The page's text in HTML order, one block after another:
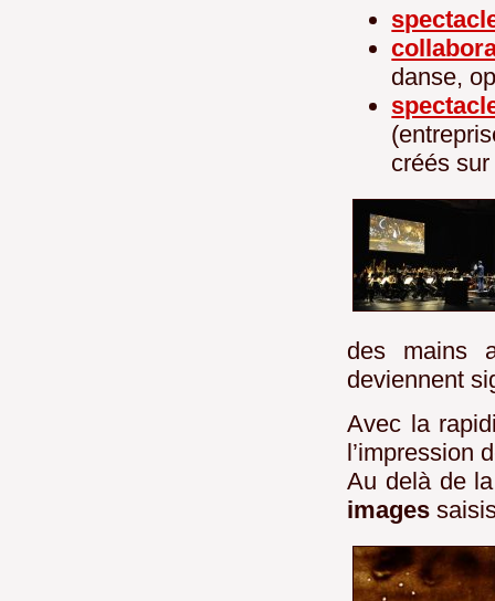
danse,
créés
des mains
deviennent
Avec la
l’impression
Au delà de
images